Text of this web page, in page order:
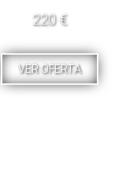
220 €
VER OFERTA